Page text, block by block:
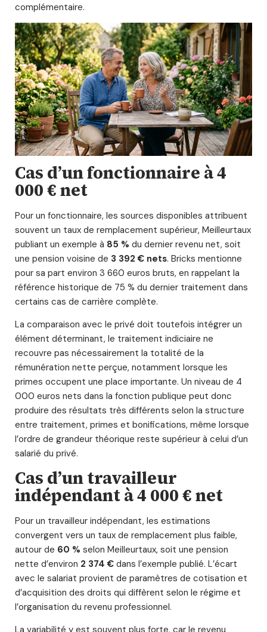
complémentaire.
Cas d’un fonctionnaire à 4
000 € net
Pour un fonctionnaire, les sources disponibles attribuent
souvent un taux de remplacement supérieur, Meilleurtaux
publiant un exemple à 85 % du dernier revenu net, soit
une pension voisine de 3 392 € nets. Bricks mentionne
pour sa part environ 3 660 euros bruts, en rappelant la
référence historique de 75 % du dernier traitement dans
certains cas de carrière complète.
La comparaison avec le privé doit toutefois intégrer un
élément déterminant, le traitement indiciaire ne
recouvre pas nécessairement la totalité de la
rémunération nette perçue, notamment lorsque les
primes occupent une place importante. Un niveau de 4
000 euros nets dans la fonction publique peut donc
produire des résultats très différents selon la structure
entre traitement, primes et bonifications, même lorsque
l’ordre de grandeur théorique reste supérieur à celui d’un
salarié du privé.
Cas d’un travailleur
indépendant à 4 000 € net
Pour un travailleur indépendant, les estimations
convergent vers un taux de remplacement plus faible,
autour de 60 % selon Meilleurtaux, soit une pension
nette d’environ 2 374 € dans l’exemple publié. L’écart
avec le salariat provient de paramètres de cotisation et
d’acquisition des droits qui diffèrent selon le régime et
l’organisation du revenu professionnel.